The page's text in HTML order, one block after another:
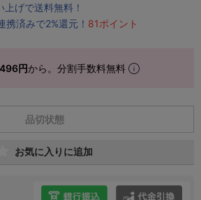
げで送料無料！
携済みで2%還元！ 81ポイント
円から。分割手数料無料
品切状態
お気に入りに追加